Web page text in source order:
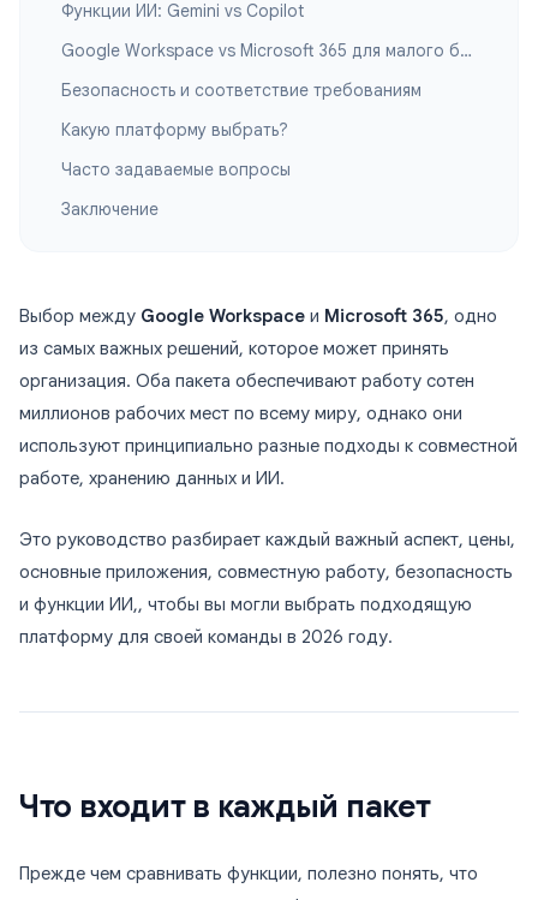
Функции ИИ: Gemini vs Copilot
Google Workspace vs Microsoft 365 для малого бизнеса
Безопасность и соответствие требованиям
Какую платформу выбрать?
Часто задаваемые вопросы
Заключение
Выбор между Google Workspace и Microsoft 365, одно
из самых важных решений, которое может принять
организация. Оба пакета обеспечивают работу сотен
миллионов рабочих мест по всему миру, однако они
используют принципиально разные подходы к совместной
работе, хранению данных и ИИ.
Это руководство разбирает каждый важный аспект, цены,
основные приложения, совместную работу, безопасность
и функции ИИ,, чтобы вы могли выбрать подходящую
платформу для своей команды в 2026 году.
Что входит в каждый пакет
Прежде чем сравнивать функции, полезно понять, что